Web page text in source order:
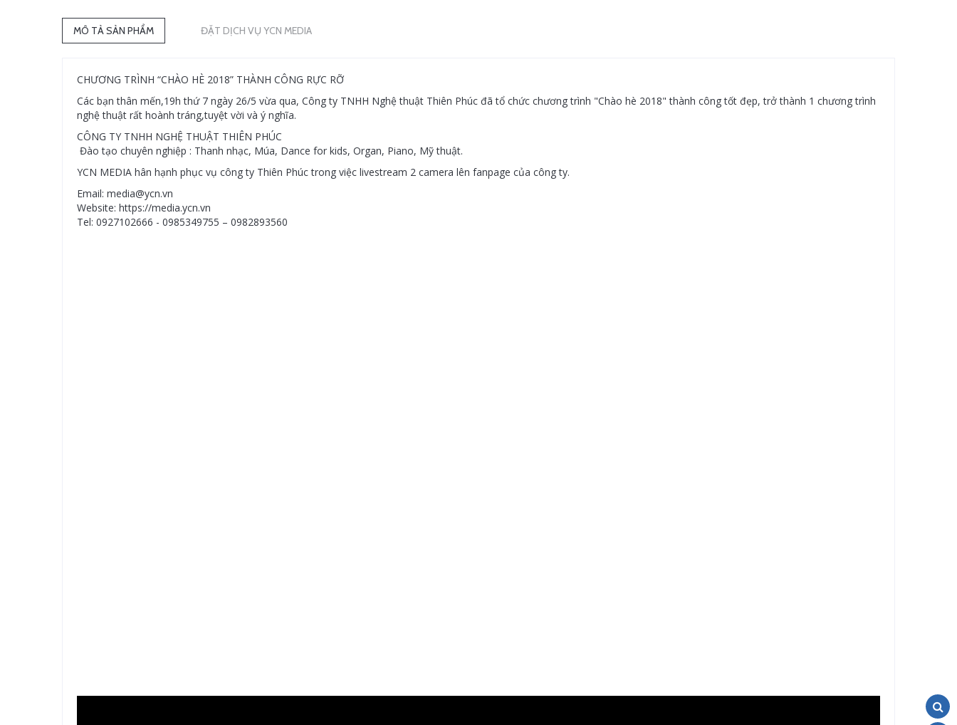
MÔ TẢ SẢN PHẨM ĐẶT DỊCH VỤ YCN MEDIA
CHƯƠNG TRÌNH “CHÀO HÈ 2018” THÀNH CÔNG RỰC RỠ
Các bạn thân mến,19h thứ 7 ngày 26/5 vừa qua, Công ty TNHH Nghệ thuật Thiên Phúc đã tổ chức chương trình "Chào hè 2018" thành công tốt đẹp, trở thành 1 chương trình
nghệ thuật rất hoành tráng,tuyệt vời và ý nghĩa.
CÔNG TY TNHH NGHỆ THUẬT THIÊN PHÚC
Đào tạo chuyên nghiệp : Thanh nhạc, Múa, Dance for kids, Organ, Piano, Mỹ thuật.
YCN MEDIA hân hạnh phục vụ công ty Thiên Phúc trong việc livestream 2 camera lên fanpage của công ty.
Email: media@ycn.vn
Website: https://media.ycn.vn
Tel: 0927102666 - 0985349755 – 0982893560